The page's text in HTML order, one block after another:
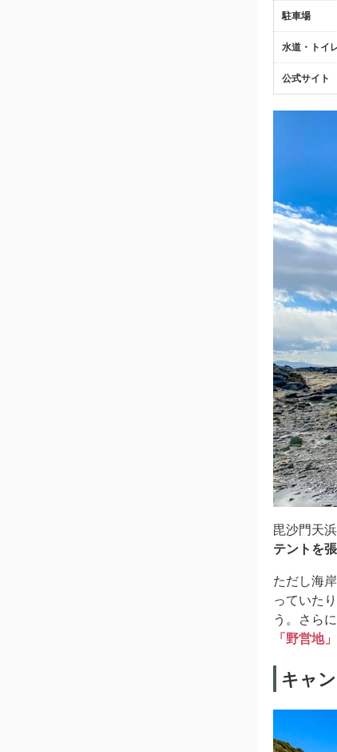
駐車場
水道・トイ
公式サイト
毘沙門天
テントを
ただし海
っていた
う。さらに
「野営地」
キャ